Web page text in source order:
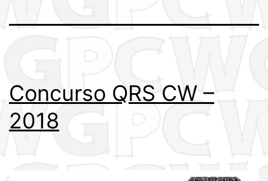
Concurso QRS CW –
2018